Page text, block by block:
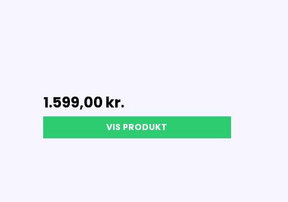
1.599,00 kr.
VIS PRODUKT